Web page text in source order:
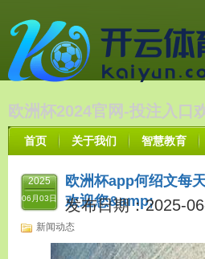
欧洲杯2024官网-投注入口
首页 关于我们 智慧教育
2025
06月03日
欧洲杯app何绍文每
欢迎您&amp;
发布日期：2025-
新闻动态